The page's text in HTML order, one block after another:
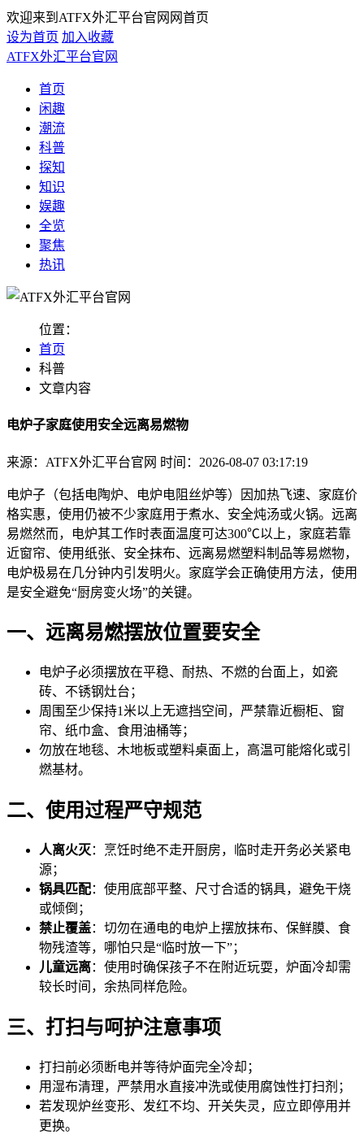
欢迎来到ATFX外汇平台官网网首页
设为首页 加入收藏
ATFX外汇平台官网
首页
闲趣
潮流
科普
探知
知识
娱趣
全览
聚焦
热讯
位置：
首页
科普
文章内容
电炉子家庭使用安全远离易燃物
来源：ATFX外汇平台官网 时间：2026-08-07 03:17:19
电炉子（包括电陶炉、电炉电阻丝炉等）因加热飞速、家庭价
格实惠，使用仍被不少家庭用于煮水、安全炖汤或火锅。远离
易燃然而，电炉其工作时表面温度可达300℃以上，家庭若靠
近窗帘、使用纸张、安全抹布、远离易燃塑料制品等易燃物，
电炉极易在几分钟内引发明火。家庭学会正确使用方法，使用
是安全避免“厨房变火场”的关键。
一、远离易燃摆放位置要安全
电炉子必须摆放在平稳、耐热、不燃的台面上，如瓷
砖、不锈钢灶台；
周围至少保持1米以上无遮挡空间，严禁靠近橱柜、窗
帘、纸巾盒、食用油桶等；
勿放在地毯、木地板或塑料桌面上，高温可能熔化或引
燃基材。
二、使用过程严守规范
人离火灭 ：烹饪时绝不走开厨房，临时走开务必关紧电
源；
锅具匹配：使用底部平整、尺寸合适的锅具，避免干烧
或倾倒；
禁止覆盖：切勿在通电的电炉上摆放抹布、保鲜膜、食
物残渣等，哪怕只是“临时放一下”；
儿童远离：使用时确保孩子不在附近玩耍，炉面冷却需
较长时间，余热同样危险。
三、打扫与呵护注意事项
打扫前必须断电并等待炉面完全冷却；
用湿布清理， 严禁用水直接冲洗或使用腐蚀性打扫剂；
若发现炉丝变形、发红不均、开关失灵，应立即停用并
更换。